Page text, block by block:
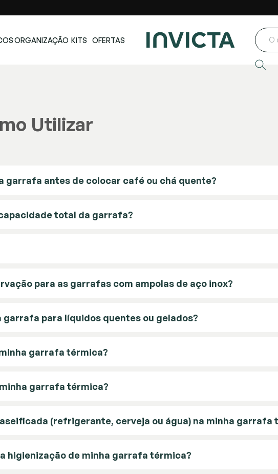
ORGANIZAÇÃO KITS OFERTAS
Utilizar
garrafa antes de colocar café ou chá quente?
total da garrafa?
para as garrafas com ampolas de aço inox?
garrafa para líquidos quentes ou gelados?
garrafa térmica?
garrafa térmica?
(refrigerante, cerveja ou água) na minha garrafa
higienização de minha garrafa térmica?